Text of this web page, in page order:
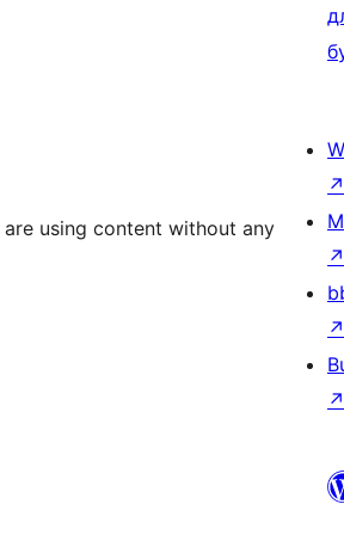
using content without any
↗
↗
↗
↗